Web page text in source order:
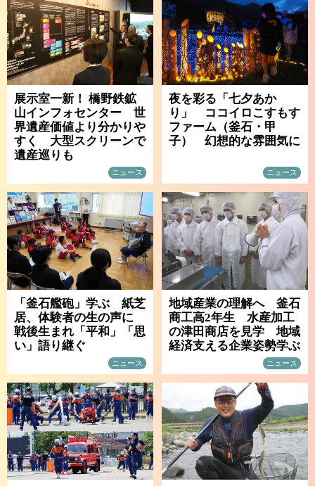
展示室一新！ 橋野鉄鉱
山インフォセンター 世
界遺産価値より分かりや
すく 大型スクリーンで
遺産巡りも
ニュース
夜を彩る「七夕あか
り」 ココイロこすもす
ファーム（釜石・甲
子） 幻想的な雰囲気に
ニュース
「釜石艦砲」学ぶ 紙芝
居、体験者の生の声に
戦後生まれ「平和」「思
い」語り継ぐ
ニュース
地域産業の理解へ 釜石
商工高2年生 水産加工
の津田商店を見学 地域
経済支える企業姿勢学ぶ
ニュース